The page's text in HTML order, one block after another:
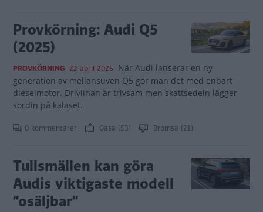
Provkörning: Audi Q5
(2025)
PROVKÖRNING 22 april 2025 När Audi lanserar en ny
generation av mellansuven Q5 gör man det med enbart
dieselmotor. Drivlinan är trivsam men skattsedeln lägger
sordin på kalaset.
0 kommentarer Gasa (53) Bromsa (21)
Tullsmällen kan göra
Audis viktigaste modell
”osäljbar”